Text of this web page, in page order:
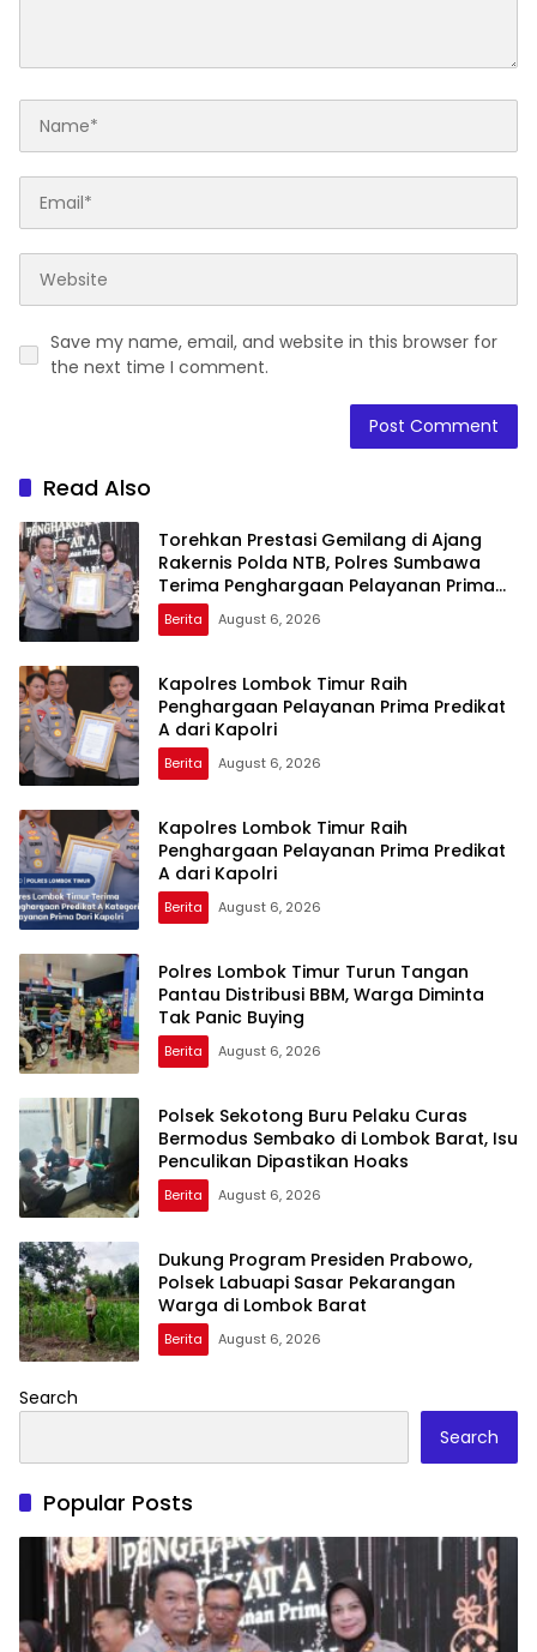
Save my name, email, and website in this browser for
the next time I comment.
Read Also
Torehkan Prestasi Gemilang di Ajang
Rakernis Polda NTB, Polres Sumbawa
Terima Penghargaan Pelayanan Prima
Kapolri
Berita August 6, 2026
Kapolres Lombok Timur Raih
Penghargaan Pelayanan Prima Predikat
A dari Kapolri
Berita August 6, 2026
Kapolres Lombok Timur Raih
Penghargaan Pelayanan Prima Predikat
A dari Kapolri
Berita August 6, 2026
Polres Lombok Timur Turun Tangan
Pantau Distribusi BBM, Warga Diminta
Tak Panic Buying
Berita August 6, 2026
Polsek Sekotong Buru Pelaku Curas
Bermodus Sembako di Lombok Barat, Isu
Penculikan Dipastikan Hoaks
Berita August 6, 2026
Dukung Program Presiden Prabowo,
Polsek Labuapi Sasar Pekarangan
Warga di Lombok Barat
Berita August 6, 2026
Search
Search
Popular Posts